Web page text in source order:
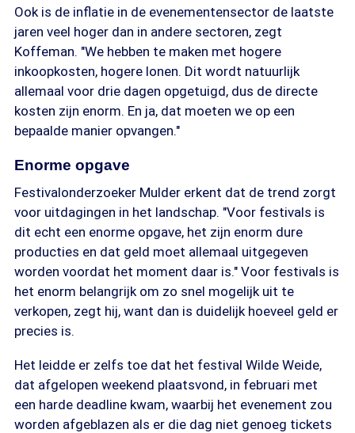
Ook is de inflatie in de evenementensector de laatste
jaren veel hoger dan in andere sectoren, zegt
Koffeman. "We hebben te maken met hogere
inkoopkosten, hogere lonen. Dit wordt natuurlijk
allemaal voor drie dagen opgetuigd, dus de directe
kosten zijn enorm. En ja, dat moeten we op een
bepaalde manier opvangen."
Enorme opgave
Festivalonderzoeker Mulder erkent dat de trend zorgt
voor uitdagingen in het landschap. "Voor festivals is
dit echt een enorme opgave, het zijn enorm dure
producties en dat geld moet allemaal uitgegeven
worden voordat het moment daar is." Voor festivals is
het enorm belangrijk om zo snel mogelijk uit te
verkopen, zegt hij, want dan is duidelijk hoeveel geld er
precies is.
Het leidde er zelfs toe dat het festival Wilde Weide,
dat afgelopen weekend plaatsvond, in februari met
een harde deadline kwam, waarbij het evenement zou
worden afgeblazen als er die dag niet genoeg tickets